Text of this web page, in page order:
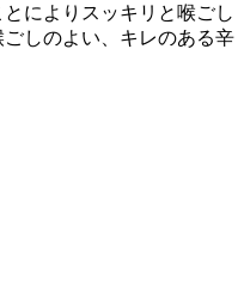
によりスッキリと喉ごし
しのよい、キレのある辛